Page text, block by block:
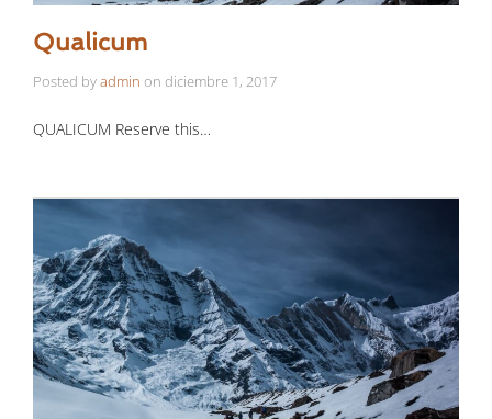
Qualicum
Posted byadmin on diciembre 1, 2017
QUALICUM Reserve this…